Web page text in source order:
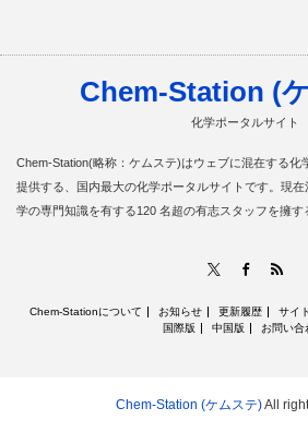
Chem-Station (
化学ポータルサイト
Chem-Station(略称：ケムステ)はウェブに混在する化
提供する、国内最大の化学ポータルサイトです。現
学の専門知識を有する120 名超の有志スタッフを擁す
Chem-Stationについて お知らせ 更新履歴 サイ
国際版
中国版 お問い合
Chem-Station (ケムステ)All